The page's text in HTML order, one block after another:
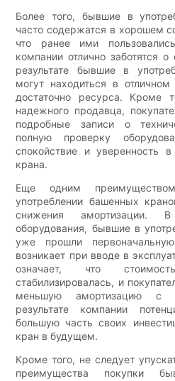
Более того, бывшие в
часто содержатся в хорошем
что ранее ими
компании отлично заботятся
результате бывшие в
могут находиться в
достаточно ресурса. Кроме
надежного продавца,
подробные записи о
полную проверку
спокойствие и уверенность
крана.
Еще одним
употреблении башенных
снижения амортизации.
оборудования, бывшие в
уже прошли
возникает при вводе в
означает, что
стабилизировалась, и
меньшую амортизацию с
результате компании
большую часть своих
кран в будущем.
Кроме того, не следует
преимущества покупки